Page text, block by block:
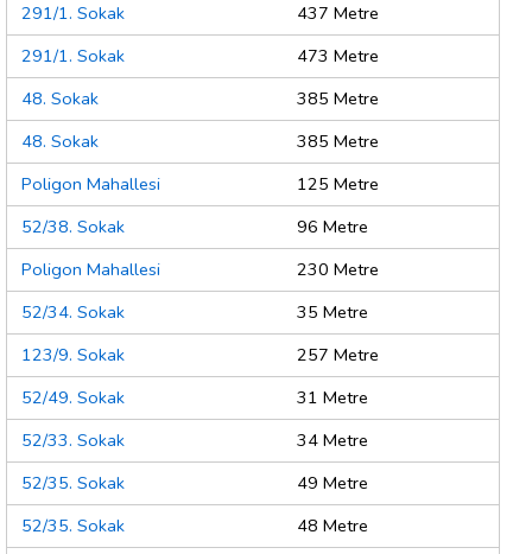
291/1. Sokak
437 Metre
291/1. Sokak
473 Metre
48. Sokak
385 Metre
48. Sokak
385 Metre
Poligon Mahallesi
125 Metre
52/38. Sokak
96 Metre
Poligon Mahallesi
230 Metre
52/34. Sokak
35 Metre
123/9. Sokak
257 Metre
52/49. Sokak
31 Metre
52/33. Sokak
34 Metre
52/35. Sokak
49 Metre
52/35. Sokak
48 Metre